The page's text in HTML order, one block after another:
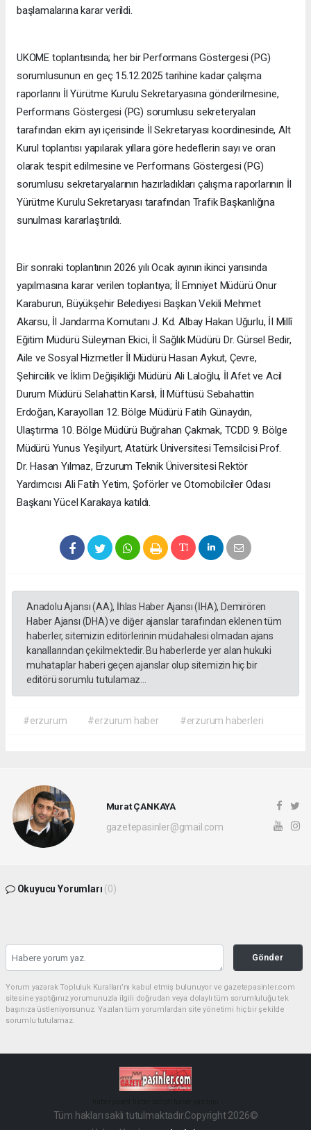
başlamalarına karar verildi.
UKOME toplantısında; her bir Performans Göstergesi (PG)
sorumlusunun en geç 15.12.2025 tarihine kadar çalışma
raporlarını İl Yürütme Kurulu Sekretaryasına gönderilmesine,
Performans Göstergesi (PG) sorumlusu sekreteryaları
tarafından ekim ayı içerisinde İl Sekretaryası koordinesinde, Alt
Kurul toplantısı yapılarak yıllara göre hedeflerin sayı ve oran
olarak tespit edilmesine ve Performans Göstergesi (PG)
sorumlusu sekretaryalarının hazırladıkları çalışma raporlarının İl
Yürütme Kurulu Sekretaryası tarafından Trafik Başkanlığına
sunulması kararlaştırıldı.
Bir sonraki toplantının 2026 yılı Ocak ayının ikinci yarısında
yapılmasına karar verilen toplantıya; İl Emniyet Müdürü Onur
Karaburun, Büyükşehir Belediyesi Başkan Vekili Mehmet
Akarsu, İl Jandarma Komutanı J. Kd. Albay Hakan Uğurlu, İI Millî
Eğitim Müdürü Süleyman Ekici, İl Sağlık Müdürü Dr. Gürsel Bedir,
Aile ve Sosyal Hizmetler İl Müdürü Hasan Aykut, Çevre,
Şehircilik ve İklim Değişikliği Müdürü Ali Laloğlu, İl Afet ve Acil
Durum Müdürü Selahattin Karslı, İl Müftüsü Sebahattin
Erdoğan, Karayolları 12. Bölge Müdürü Fatih Günaydın,
Ulaştırma 10. Bölge Müdürü Buğrahan Çakmak, TCDD 9. Bölge
Müdürü Yunus Yeşilyurt, Atatürk Üniversitesi Temsilcisi Prof.
Dr. Hasan Yılmaz, Erzurum Teknik Üniversitesi Rektör
Yardımcısı Ali Fatih Yetim, Şoförler ve Otomobilciler Odası
Başkanı Yücel Karakaya katıldı.
Anadolu Ajansı (AA), İhlas Haber Ajansı (İHA), Demirören
Haber Ajansı (DHA) ve diğer ajanslar tarafından eklenen tüm
haberler, sitemizin editörlerinin müdahalesi olmadan ajans
kanallarından çekilmektedir. Bu haberlerde yer alan hukuki
muhataplar haberi geçen ajanslar olup sitemizin hiç bir
editörü sorumlu tutulamaz...
#erzurum #erzurum haber #erzurum haberleri
Murat ÇANKAYA
gazetepasinler@gmail.com
Okuyucu Yorumları (0)
Gönder
Yorum yazarak Topluluk Kuralları’nı kabul etmiş bulunuyor ve gazetepasinler.com
sitesine yaptığınız yorumunuzla ilgili doğrudan veya dolaylı tüm sorumluluğu tek
başınıza üstleniyorsunuz. Yazılan tüm yorumlardan site yönetimi hiçbir şekilde
sorumlu tutulamaz.
Tüm hakları saklı tutulmaktadır.Copyright 2026©